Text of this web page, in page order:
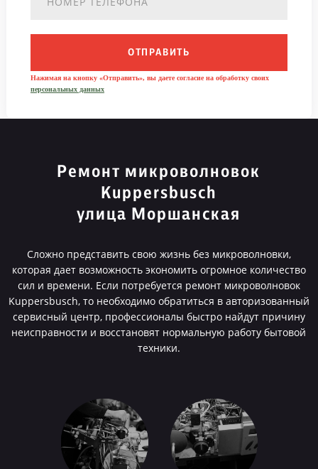
ОТПРАВИТЬ
Нажимая на кнопку «Отправить», вы даете согласие на обработку своих
персональных данных
Ремонт микроволновок
Kuppersbusch
улица Моршанская
Сложно представить свою жизнь без микроволновки,
которая дает возможность экономить огромное количество
сил и времени. Если потребуется ремонт микроволновок
Kuppersbusch, то необходимо обратиться в авторизованный
сервисный центр, профессионалы быстро найдут причину
неисправности и восстановят нормальную работу бытовой
техники.